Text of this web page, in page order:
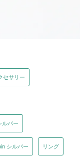
セサリー
ルバー
シルバー リング